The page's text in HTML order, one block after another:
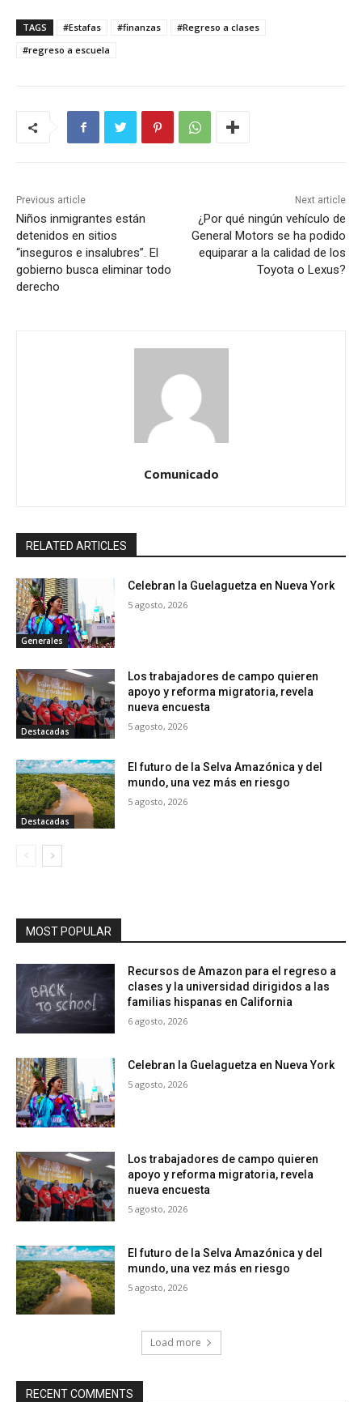
TAGS #Estafas #finanzas
#Regreso a clases
#regreso a escuela
Previous article
Niños inmigrantes están
detenidos en sitios
“inseguros e insalubres”. El
gobierno busca eliminar todo
derecho
Next article
¿Por qué ningún vehículo de
General Motors se ha podido
equiparar a la calidad de los
Toyota o Lexus?
Comunicado
RELATED ARTICLES
Generales
Celebran la Guelaguetza en Nueva York
5 agosto, 2026
Destacadas
Los trabajadores de campo quieren
apoyo y reforma migratoria, revela
nueva encuesta
5 agosto, 2026
Destacadas
El futuro de la Selva Amazónica y del
mundo, una vez más en riesgo
5 agosto, 2026
MOST POPULAR
Recursos de Amazon para el regreso a
clases y la universidad dirigidos a las
familias hispanas en California
6 agosto, 2026
Celebran la Guelaguetza en Nueva York
5 agosto, 2026
Los trabajadores de campo quieren
apoyo y reforma migratoria, revela
nueva encuesta
5 agosto, 2026
El futuro de la Selva Amazónica y del
mundo, una vez más en riesgo
5 agosto, 2026
Load more
RECENT COMMENTS